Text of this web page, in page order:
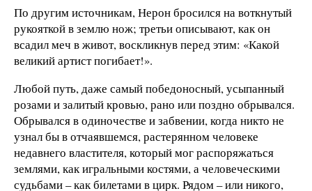
По другим источникам, Нерон бросился на воткнутый
рукояткой в землю нож; третьи описывают, как он
всадил меч в живот, воскликнув перед этим: «Какой
великий артист погибает!».
Любой путь, даже самый победоносный, усыпанный
розами и залитый кровью, рано или поздно обрывался.
Обрывался в одиночестве и забвении, когда никто не
узнал бы в отчаявшемся, растерянном человеке
недавнего властителя, который мог распоряжаться
землями, как игральными костями, а человеческими
судьбами – как билетами в цирк. Рядом – или никого,